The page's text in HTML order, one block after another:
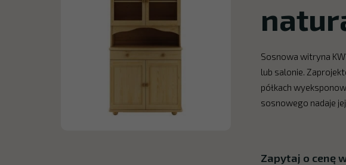
Sosnowa witryna
lub salonie.
półkach
sosnowego nadaje
Zapytaj o cenę